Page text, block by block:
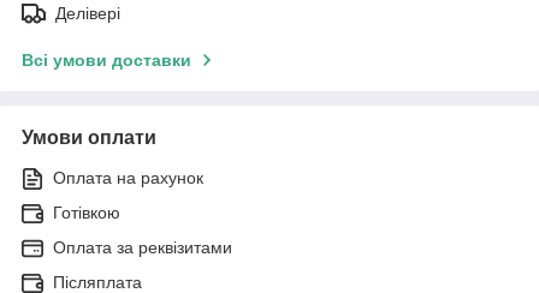
Делівері
Всі умови доставки
Умови оплати
Оплата на рахунок
Готівкою
Оплата за реквізитами
Післяплата